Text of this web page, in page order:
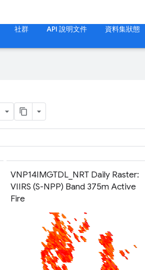
社群 API 說明文件 資料集狀態
VNP14IMGTDL_NRT Daily Raster:
VIIRS (S-NPP) Band 375m Active
Fire